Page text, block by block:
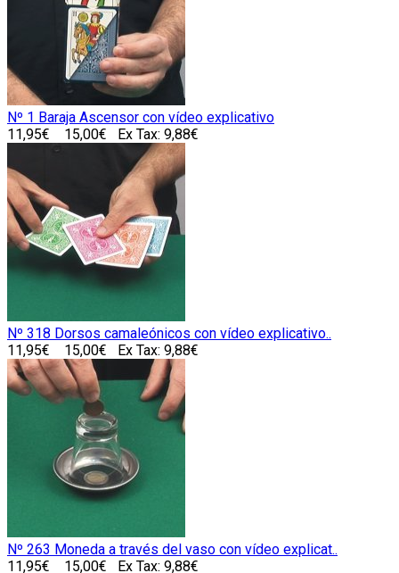
Nº 1 Baraja Ascensor con vídeo explicativo
11,95€
15,00€ Ex Tax: 9,88€
Nº 318 Dorsos camaleónicos con vídeo explicativo..
11,95€
15,00€ Ex Tax: 9,88€
Nº 263 Moneda a través del vaso con vídeo explicat..
11,95€
15,00€ Ex Tax: 9,88€